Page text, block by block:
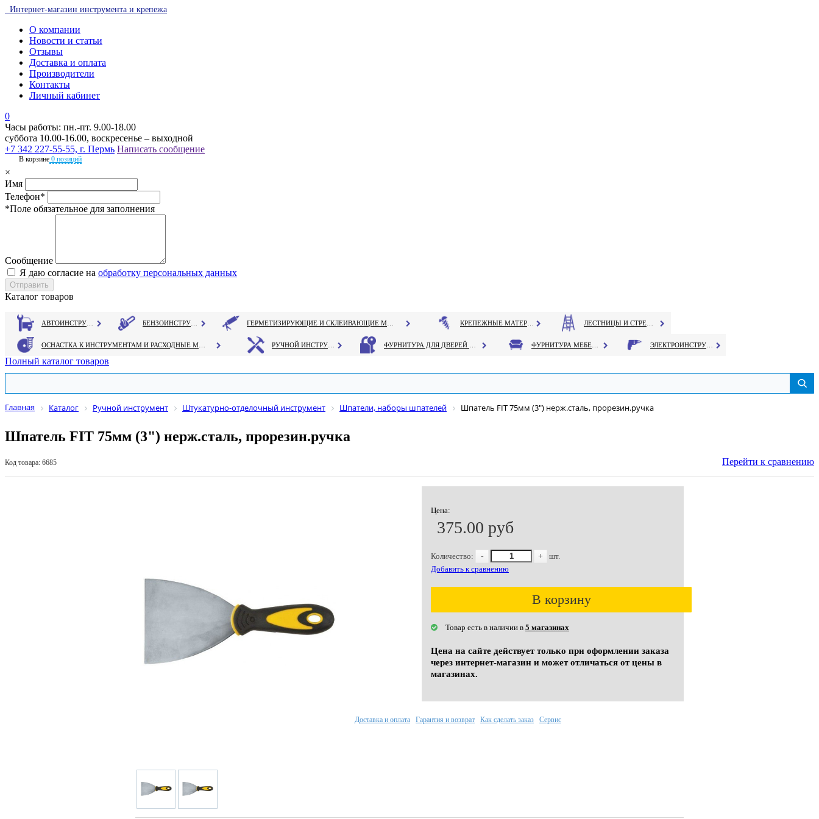
Интернет-магазин инструмента и крепежа
О компании
Новости и статьи
Отзывы
Доставка и оплата
Производители
Контакты
Личный кабинет
0
Часы работы: пн.-пт. 9.00-18.00
суббота 10.00-16.00, воскресенье – выходной
+7 342 227-55-55, г. Пермь Написать сообщение
В корзине 0 позиций
×
Имя
Телефон*
*Поле обязательное для заполнения
Сообщение
Я даю согласие на обработку персональных данных
Каталог товаров
Полный каталог товаров
Главная Каталог Ручной инструмент Штукатурно-отделочный инструмент Шпатели, наборы шпателей Шпатель FIT 75мм (3") нерж.сталь, прорезин.ручка
Шпатель FIT 75мм (3") нерж.сталь, прорезин.ручка
Код товара: 6685 Перейти к сравнению
Цена:
375.00 руб
Количество: - +
шт.
Добавить к сравнению
В корзину
Товар есть в наличии в 5 магазинах
Цена на сайте действует только при оформлении заказа
через интернет-магазин и может отличаться от цены в
магазинах.
Доставка и оплата Гарантия и возврат Как сделать заказ Сервис